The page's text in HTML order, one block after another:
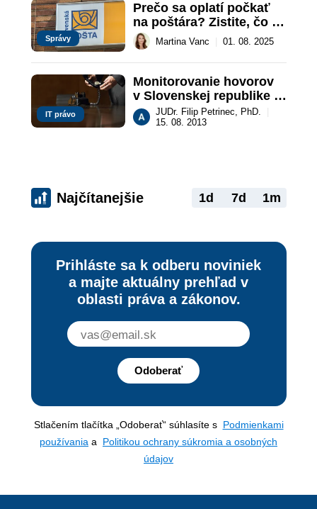
Správy
Prečo sa oplatí počkať
na poštára? Zistite, čo
všetko u neho vybavíte
Martina Vanc 01. 08. 2025
IT právo
Monitorovanie hovorov
v Slovenskej republike -
Data retention
JUDr. Filip Petrinec, PhD.
15. 08. 2013
Najčítanejšie 1d 7d 1m
Prihláste sa k odberu noviniek
a majte aktuálny prehľad v
oblasti práva a zákonov.
Odoberať
Stlačením tlačítka „Odoberať“ súhlasíte s Podmienkami
používania a Politikou ochrany súkromia a osobných
údajov